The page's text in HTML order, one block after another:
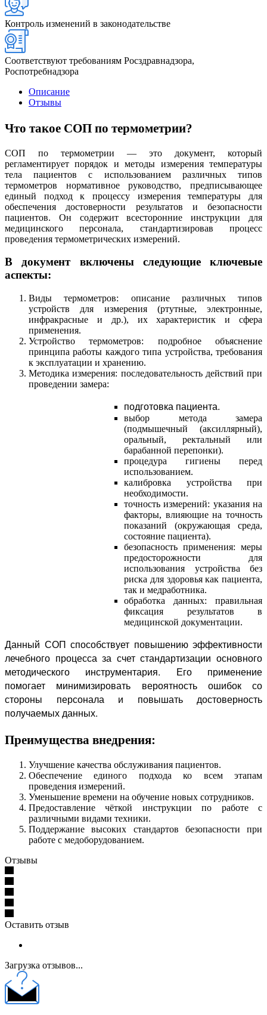
Контроль изменений в законодательстве
Соответствуют требованиям Росздравнадзора,
Роспотребнадзора
Описание
Отзывы
Что такое СОП по термометрии?
СОП по термометрии — это документ, который
регламентирует порядок и методы измерения температуры
тела пациентов с использованием различных типов
термометров нормативное руководство, предписывающее
единый подход к процессу измерения температуры для
обеспечения достоверности результатов и безопасности
пациентов. Он содержит всесторонние инструкции для
медицинского персонала, стандартизировав процесс
проведения термометрических измерений.
В документ включены следующие ключевые
аспекты:
Виды термометров: описание различных типов
устройств для измерения (ртутные, электронные,
инфракрасные и др.), их характеристик и сфера
применения.
Устройство термометров: подробное объяснение
принципа работы каждого типа устройства, требования
к эксплуатации и хранению.
Методика измерения: последовательность действий при
проведении замера:
подготовка пациента.
выбор метода замера
(подмышечный (аксиллярный),
оральный, ректальный или
барабанной перепонки).
процедура гигиены перед
использованием.
калибровка устройства при
необходимости.
точность измерений: указания на
факторы, влияющие на точность
показаний (окружающая среда,
состояние пациента).
безопасность применения: меры
предосторожности для
использования устройства без
риска для здоровья как пациента,
так и медработника.
обработка данных: правильная
фиксация результатов в
медицинской документации.
Данный СОП способствует повышению эффективности
лечебного процесса за счет стандартизации основного
методического инструментария. Его применение
помогает минимизировать вероятность ошибок со
стороны персонала и повышать достоверность
получаемых данных.
Преимущества внедрения:
Улучшение качества обслуживания пациентов.
Обеспечение единого подхода ко всем этапам
проведения измерений.
Уменьшение времени на обучение новых сотрудников.
Предоставление чёткой инструкции по работе с
различными видами техники.
Поддержание высоких стандартов безопасности при
работе с медоборудованием.
Отзывы
Оставить отзыв
Загрузка отзывов...